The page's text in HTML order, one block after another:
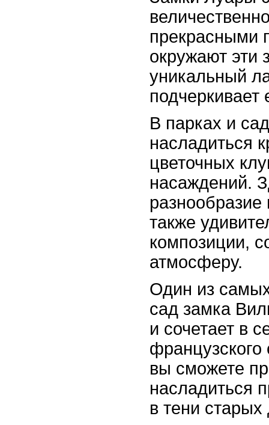
прекрасными
окружают эти
уникальный
подчеркивает
В парках и
насладиться
цветочных
насаждений.
разнообразие
также
композиции,
атмосферу.
Один из
сад замка
и сочетает в
французского
вы сможете
насладиться
в тени старых